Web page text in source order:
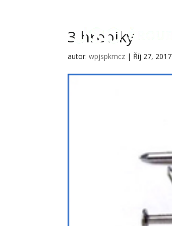
3 hrebiky
autor:wpjspkmcz | Říj 27, 2017